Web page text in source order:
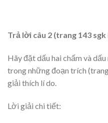
Trả lời câu 2 (trang 143
Hãy đặt dấu hai chấm và
trong những đoạn trích
giải thích lí do.
Lời giải chi tiết: